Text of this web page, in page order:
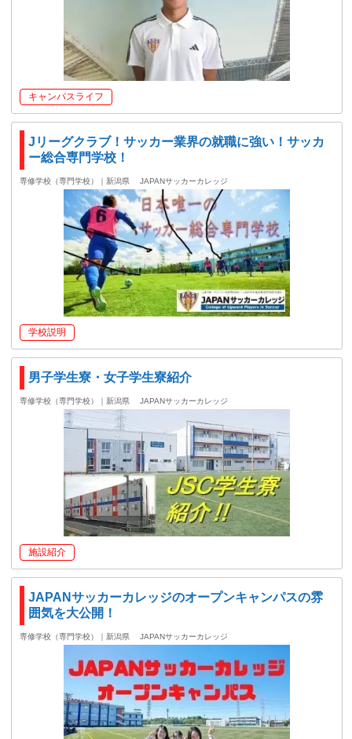
キャンパスライフ
Jリーグクラブ！サッカー業界の就職に強い！サッカ
ー総合専門学校！
専修学校（専門学校）｜新潟県 JAPANサッカーカレッジ
学校説明
男子学生寮・女子学生寮紹介
専修学校（専門学校）｜新潟県 JAPANサッカーカレッジ
施設紹介
JAPANサッカーカレッジのオープンキャンパスの雰
囲気を大公開！
専修学校（専門学校）｜新潟県 JAPANサッカーカレッジ